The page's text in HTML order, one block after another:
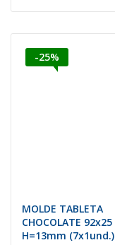
-25%
MOLDE TABLETA
CHOCOLATE 92x25
H=13mm (7x1und.)